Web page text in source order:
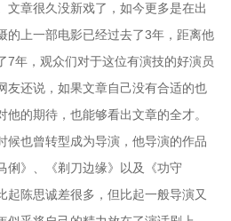
文章很久没新戏了，如今更多是在出
的上一部电影已经过去了3年，距离他
7年，观众们对于这位有演技的好演员
友还说，如果文章自己没有合适的也
的期待，也能够看出文章的全才。
候也曾转型成为导演，他导演的作品
俐》、《剃刀边缘》以及《功守
起陈思诚差很多，但比起一般导演又